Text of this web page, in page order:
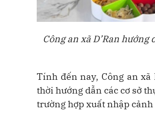
Công an xã D’Ran
Tính đến nay, Công an
thời hướng dẫn các cơ sở
trường hợp xuất nhập